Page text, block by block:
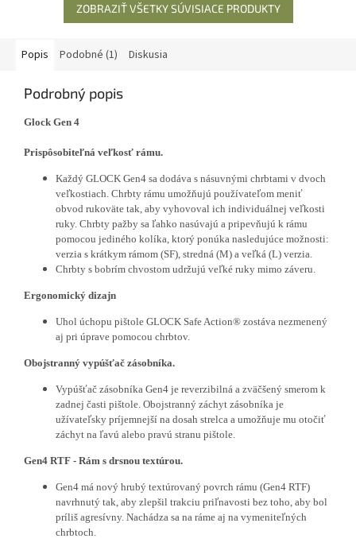
ZOBRAZIŤ VŠETKY SÚVISIACE PRODUKTY
Popis Podobné (1) Diskusia
Podrobný popis
Glock Gen 4
Prispôsobiteľná veľkosť rámu.
Každý GLOCK Gen4 sa dodáva s násuvnými chrbtami v dvoch
veľkostiach. Chrbty rámu umožňujú používateľom meniť
obvod rukoväte tak, aby vyhovoval ich individuálnej veľkosti
ruky. Chrbty pažby sa ľahko nasúvajú a pripevňujú k rámu
pomocou jediného kolíka, ktorý ponúka nasledujúce možnosti:
verzia s krátkym rámom (SF), stredná (M) a veľká (L) verzia.
Chrbty s bobrím chvostom udržujú veľké ruky mimo záveru.
Ergonomický dizajn
Uhol úchopu pištole GLOCK Safe Action® zostáva nezmenený
aj pri úprave pomocou chrbtov.
Obojstranný vypúšťač zásobníka.
Vypúšťač zásobníka Gen4 je reverzibilná a zväčšený smerom k
zadnej časti pištole. Obojstranný záchyt zásobníka je
užívateľsky príjemnejší na dosah strelca a umožňuje mu otočiť
záchyt na ľavú alebo pravú stranu pištole.
Gen4 RTF - Rám s drsnou textúrou.
Gen4 má nový hrubý textúrovaný povrch rámu (Gen4 RTF)
navrhnutý tak, aby zlepšil trakciu priľnavosti bez toho, aby bol
príliš agresívny. Nachádza sa na ráme aj na vymeniteľných
chrbtoch.